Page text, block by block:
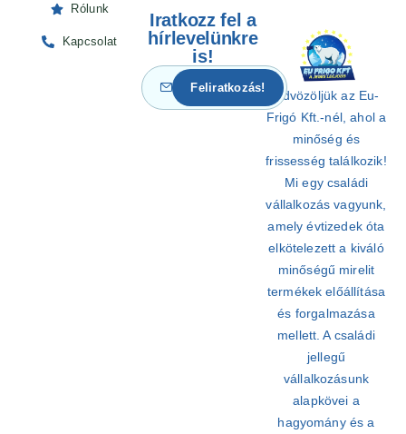
Rólunk
Kapcsolat
Üdvözöljük az Eu-
Frigó Kft.-nél, ahol a
minőség és
frissesség találkozik!
Mi egy családi
vállalkozás vagyunk,
amely évtizedek óta
elkötelezett a kiváló
minőségű mirelit
termékek előállítása
és forgalmazása
mellett. A családi
jellegű
vállalkozásunk
alapkövei a
hagyomány és a
Iratkozz fel a
hírlevelünkre
is!